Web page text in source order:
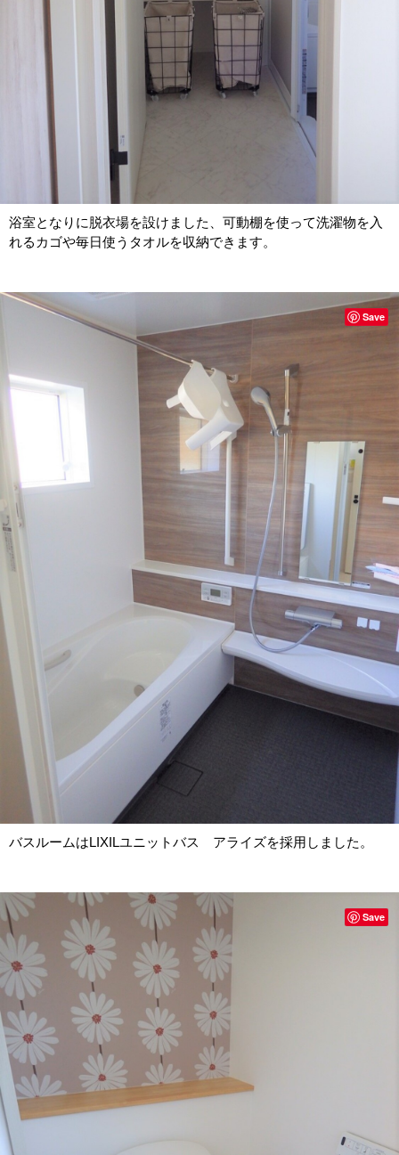
浴室となりに脱衣場を設けました、可動棚を使って洗濯物を入
れるカゴや毎日使うタオルを収納できます。
バスルームはLIXILユニットバス アライズを採用しました。
Save
Save